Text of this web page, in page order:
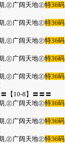
,㊣广阔天地㊣特36码
,㊣广阔天地㊣特36码
,㊣广阔天地㊣特36码
,㊣广阔天地㊣特36码
,㊣广阔天地㊣特36码
【10-8】〓〓〓
,㊣广阔天地㊣特36码
,㊣广阔天地㊣特36码
,㊣广阔天地㊣特36码